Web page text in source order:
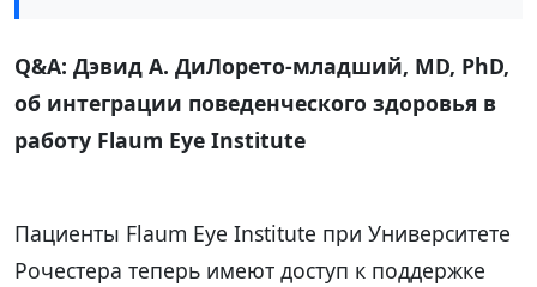
Q&A: Дэвид А. ДиЛорето-младший, MD, PhD,
об интеграции поведенческого здоровья в
работу Flaum Eye Institute
Пациенты Flaum Eye Institute при Университете
Рочестера теперь имеют доступ к поддержке